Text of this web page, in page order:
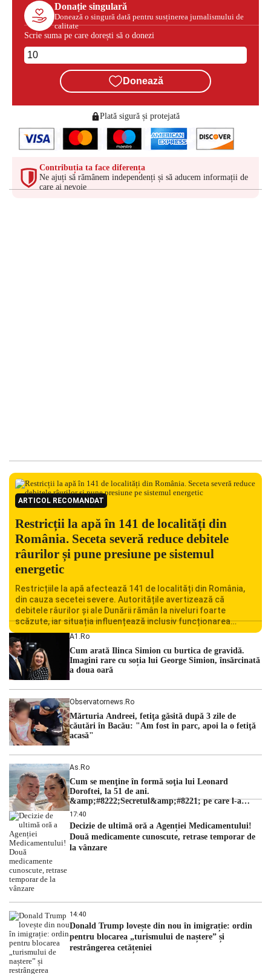
Donație singulară
Donează o singură dată pentru susținerea jurnalismului de
calitate
Scrie suma pe care dorești să o donezi
Donează
Plată sigură și protejată
Contribuția ta face diferența
Ne ajuți să rămânem independenți și să aducem informații de
care ai nevoie
ARTICOL RECOMANDAT
Restricții la apă în 141 de localități din
România. Seceta severă reduce debitele
râurilor și pune presiune pe sistemul
energetic
Restricțiile la apă afectează 141 de localități din România,
din cauza secetei severe. Autoritățile avertizează că
debitele râurilor și ale Dunării rămân la niveluri foarte
scăzute, iar situația influențează inclusiv funcționarea
Centralei Nucleare de la Cernavodă. România se confruntă
cu una dintre cele mai dificile perioade din punct de vedere
hidrologic din ultimii ani. Lipsa […]
A1.ro
Cum arată Ilinca Simion cu burtica de gravidă.
Imagini rare cu soția lui George Simion, însărcinată
a doua oară
Observatornews.ro
Mărturia Andreei, fetiţa găsită după 3 zile de
căutări în Bacău: "Am fost în parc, apoi la o fetiţă
acasă"
As.ro
Cum se menţine în formă soţia lui Leonard
Doroftei, la 51 de ani.
&amp;#8222;Secretul&amp;#8221; pe care l-a
dezvăluit
17:40
Decizie de ultimă oră a Agenției Medicamentului!
Două medicamente cunoscute, retrase temporar de
la vânzare
14:40
Donald Trump lovește din nou în imigrație: ordin
pentru blocarea „turismului de naștere” și
restrângerea cetățeniei